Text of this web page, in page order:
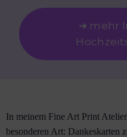
➜ mehr
In meinem Fine Art Print
besonderen Art: Dankeskarten